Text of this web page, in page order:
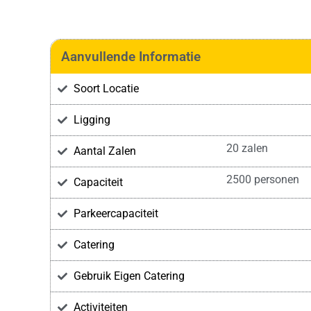
Aanvullende Informatie
Soort Locatie
Ligging
Aantal Zalen 20 zalen
Capaciteit 2500 personen
Parkeercapaciteit
Catering
Gebruik Eigen Catering
Activiteiten